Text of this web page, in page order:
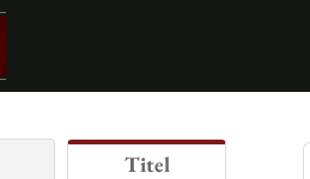
Titel